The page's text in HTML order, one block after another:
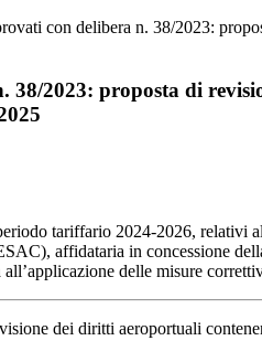
con delibera n. 38/2023:
2023: proposta di
tariffario 2024-2026, relativi
affidataria in concessione
delle misure
dei diritti aeroportuali